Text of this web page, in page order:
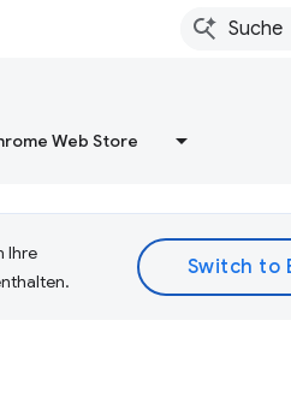
Web Store
Ihre